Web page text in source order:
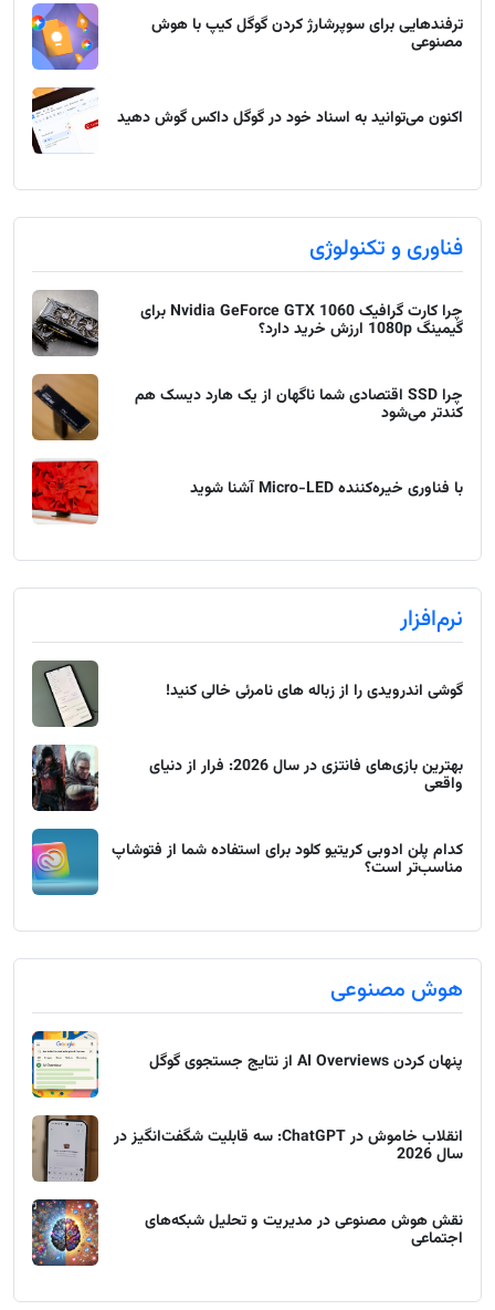
ترفندهایی برای سوپرشارژ کردن گوگل کیپ با هوش
مصنوعی
اکنون می‌توانید به اسناد خود در گوگل داکس گوش دهید
فناوری و تکنولوژی
چرا کارت گرافیک Nvidia GeForce GTX 1060 برای
گیمینگ 1080p ارزش خرید دارد؟
چرا SSD اقتصادی شما ناگهان از یک هارد دیسک هم
کندتر می‌شود
با فناوری خیره‌کننده Micro-LED آشنا شوید
نرم‌افزار
گوشی اندرویدی را از زباله های نامرئی خالی کنید!
بهترین بازی‌های فانتزی در سال 2026: فرار از دنیای
واقعی
کدام پلن ادوبی کریتیو کلود برای استفاده شما از فتوشاپ
مناسب‌تر است؟
هوش مصنوعی
پنهان کردن AI Overviews از نتایج جستجوی گوگل
انقلاب خاموش در ChatGPT: سه قابلیت شگفت‌انگیز در
سال 2026
نقش هوش مصنوعی در مدیریت و تحلیل شبکه‌های
اجتماعی